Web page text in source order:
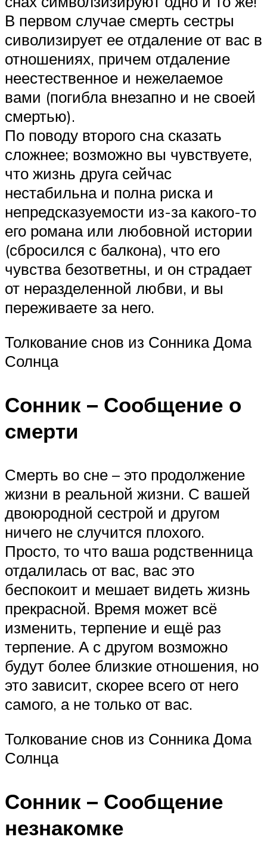
В первом случае смерть сестры
сиволизирует ее отдаление от вас в
отношениях, причем отдаление
неестественное и нежелаемое
вами (погибла внезапно и не своей
смертью).
По поводу второго сна сказать
сложнее; возможно вы чувствуете,
что жизнь друга сейчас
нестабильна и полна риска и
непредсказуемости из-за какого-то
его романа или любовной истории
(сбросился с балкона), что его
чувства безответны, и он страдает
от неразделенной любви, и вы
переживаете за него.
Толкование снов из Сонника Дома
Солнца
Сонник – Сообщение о
смерти
Смерть во сне – это продолжение
жизни в реальной жизни. С вашей
двоюродной сестрой и другом
ничего не случится плохого.
Просто, то что ваша родственница
отдалилась от вас, вас это
беспокоит и мешает видеть жизнь
прекрасной. Время может всё
изменить, терпение и ещё раз
терпение. А с другом возможно
будут более близкие отношения, но
это зависит, скорее всего от него
самого, а не только от вас.
Толкование снов из Сонника Дома
Солнца
Сонник – Сообщение
незнакомке